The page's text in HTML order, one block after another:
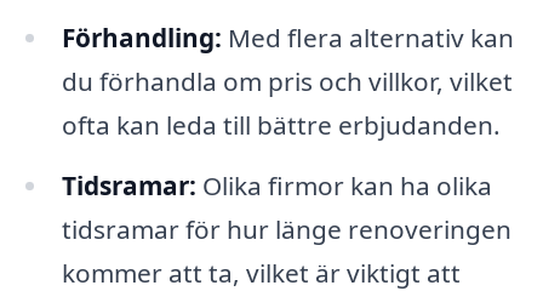
Förhandling: Med flera alternativ kan
du förhandla om pris och villkor, vilket
ofta kan leda till bättre erbjudanden.
Tidsramar: Olika firmor kan ha olika
tidsramar för hur länge renoveringen
kommer att ta, vilket är viktigt att